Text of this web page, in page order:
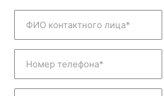
ФИО контактного лица*
Номер телефона*